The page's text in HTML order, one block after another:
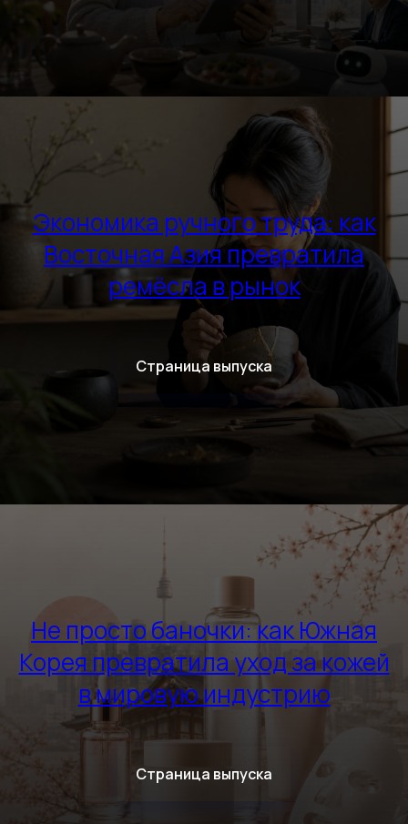
Экономика ручного труда: как
Восточная Азия превратила
ремёсла в рынок
Страница выпуска
Не просто баночки: как Южная
Корея превратила уход за кожей
в мировую индустрию
Страница выпуска